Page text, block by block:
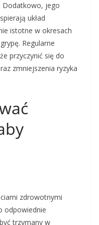
Dodatkowo, jego
układ
istotne w okresach
Regularne
przyczynić się do
zmniejszenia ryzyka
zdrowotnymi
odpowiednie
trzymany w